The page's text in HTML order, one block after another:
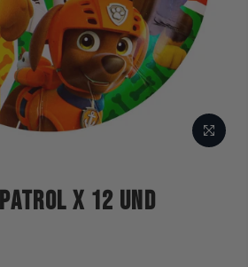
x 12 und